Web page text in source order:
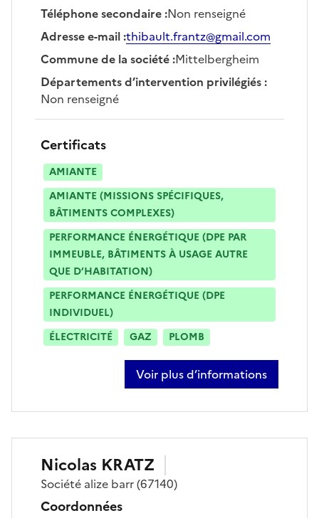
Téléphone secondaire:Non renseigné
Adresse e-mail:thibault.frantz@gmail.com
Commune de la société:Mittelbergheim
Départements d’intervention privilégiés:
Non renseigné
Certificats
AMIANTE
AMIANTE (MISSIONS SPÉCIFIQUES,
BÂTIMENTS COMPLEXES)
PERFORMANCE ÉNERGÉTIQUE (DPE PAR
IMMEUBLE, BÂTIMENTS À USAGE AUTRE
QUE D’HABITATION)
PERFORMANCE ÉNERGÉTIQUE (DPE
INDIVIDUEL)
ÉLECTRICITÉ
GAZ PLOMB
Voir plus d’informations
sur thibault frantz
Nicolas KRATZ
Société alize barr(67140)
Coordonnées